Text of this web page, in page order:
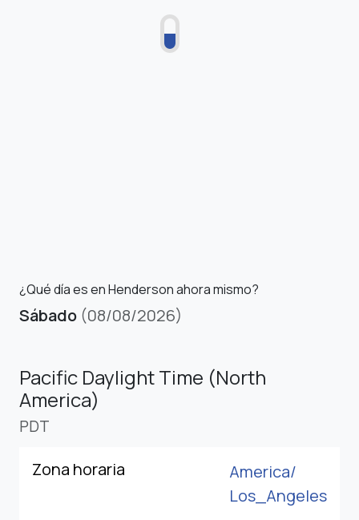
¿Qué día es en Henderson ahora mismo?
Sábado (08/08/2026)
Pacific Daylight Time (North
America)
PDT
Zona horaria
America/
Los_Angeles